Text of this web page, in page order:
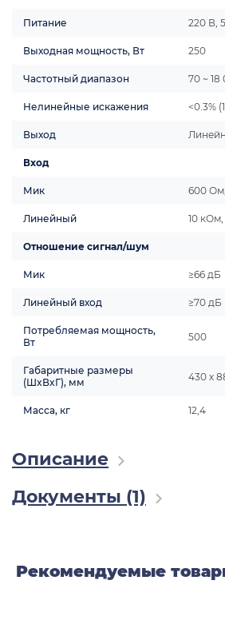
Питание 220 В,
Выходная мощность, Вт 250
Частотный диапазон 70 ~ 18
Нелинейные искажения <0.3%
Выход
Вход
Мик 600
Линейный 10
Отношение сигнал/шум
Мик ≥66 дБ
Линейный вход ≥70 дБ
Потребляемая мощность,
Вт
500
Габаритные размеры
(ШxВxГ), мм
430 х
Масса, кг 12,4
Описание
Документы (1)
Рекомендуемые